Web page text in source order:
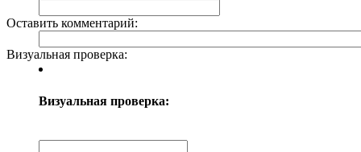
Оставить комментарий:
Визуальная проверка:
Визуальная проверка: